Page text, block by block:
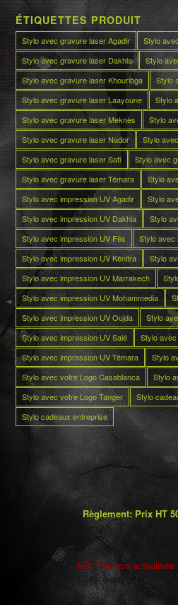
ÉTIQUETTES PRODUIT
Stylo avec gravure laser Agadir
Stylo
Stylo avec gravure laser Dakhla
Stylo
Stylo avec gravure laser Khouribga
Stylo
Stylo avec gravure laser Laayoune
Stylo
Stylo avec gravure laser Meknès
Stylo
Stylo avec gravure laser Nador
Stylo
Stylo avec gravure laser Safi
Stylo avec
Stylo avec gravure laser Témara
Stylo
Stylo avec impression UV Agadir
Stylo
Stylo avec impression UV Dakhla
Stylo
Stylo avec impression UV Fès
Stylo avec
Stylo avec impression UV Kénitra
Stylo
Stylo avec impression UV Marrakech
Stylo avec impression UV Mohammedia
Stylo avec impression UV Oujda
Stylo
Stylo avec impression UV Salé
Stylo
Stylo avec impression UV Témara
Stylo
Stylo avec votre Logo Casablanca
Stylo
Stylo avec votre Logo Tanger
Stylo
Stylo cadeaux entreprise
Règlement: Prix HT
NB: Prix non